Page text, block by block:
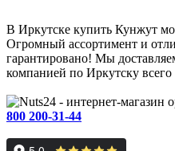
В Иркутске купить Кунжут
Огромный ассортимент и
гарантировано! Мы
компанией по Иркутску всего
800 200-31-44